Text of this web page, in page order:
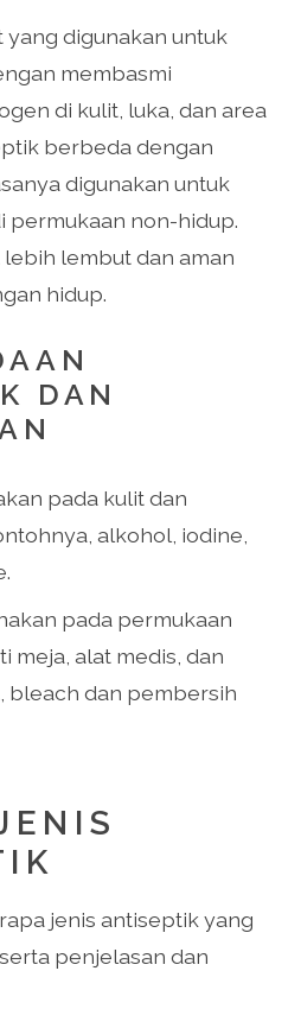
digunakan untuk
membasmi
di kulit, luka, dan area
berbeda dengan
digunakan untuk
permukaan non-hidup.
lembut dan aman
hidup.
DAN
pada kulit dan
alkohol, iodine,
pada permukaan
meja, alat medis, dan
bleach dan pembersih
jenis antiseptik yang
penjelasan dan